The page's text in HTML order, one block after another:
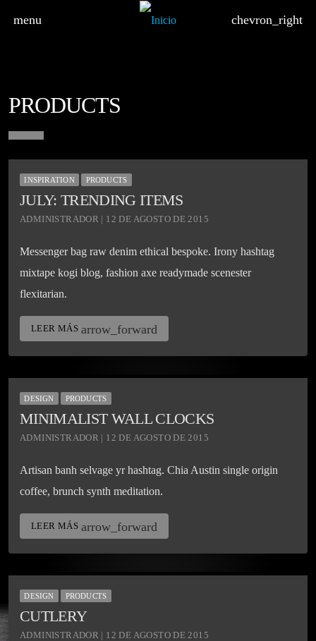
menu chevron_right
PRODUCTS
INSPIRATION PRODUCTS
JULY: TRENDING ITEMS
ADMINISTRADOR | 12 DE AGOSTO DE 2015
Messenger bag raw denim ethical bespoke. Irony hashtag
mixtape kogi blog, fashion axe readymade scenester
flexitarian.
LEER MÁS arrow_forward
DESIGN PRODUCTS
MINIMALIST WALL CLOCKS
ADMINISTRADOR | 12 DE AGOSTO DE 2015
Artisan banh selvage yr hashtag. Chia Austin single origin
coffee, brunch synth meditation.
LEER MÁS arrow_forward
DESIGN PRODUCTS
CUTLERY
ADMINISTRADOR | 12 DE AGOSTO DE 2015